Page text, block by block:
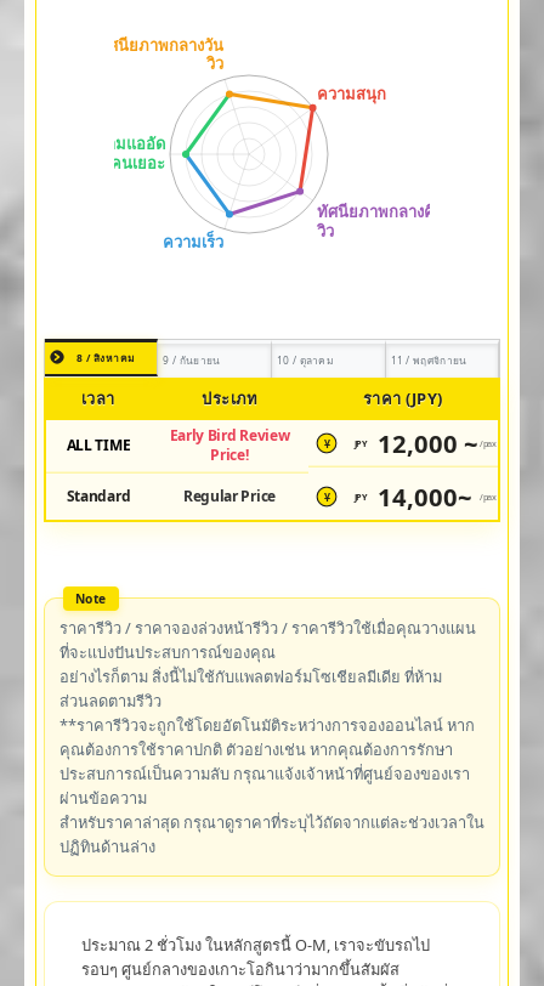
8 / สิงหาคม 9 / กันยายน 10 / ตุลาคม 11 / พฤศจิกายน
เวลา ประเภท ราคา (JPY)
ALL TIME
Early Bird Review
Price!
¥ JPY 12,000 ~ /pax
Standard Regular Price ¥ JPY 14,000~ /pax
ราคารีวิว / ราคาจองล่วงหน้ารีวิว / ราคารีวิวใช้เมื่อคุณวางแผน
ที่จะแบ่งปันประสบการณ์ของคุณ
อย่างไรก็ตาม สิ่งนี้ไม่ใช้กับแพลตฟอร์มโซเชียลมีเดีย ที่ห้าม
ส่วนลดตามรีวิว
**ราคารีวิวจะถูกใช้โดยอัตโนมัติระหว่างการจองออนไลน์ หาก
คุณต้องการใช้ราคาปกติ ตัวอย่างเช่น หากคุณต้องการรักษา
ประสบการณ์เป็นความลับ กรุณาแจ้งเจ้าหน้าที่ศูนย์จองของเรา
ผ่านข้อความ
สำหรับราคาล่าสุด กรุณาดูราคาที่ระบุไว้ถัดจากแต่ละช่วงเวลาใน
ปฏิทินด้านล่าง
ประมาณ 2 ชั่วโมง ในหลักสูตรนี้ O-M, เราจะขับรถไป
รอบๆ ศูนย์กลางของเกาะโอกินาว่ามากขึ้นสัมผัส